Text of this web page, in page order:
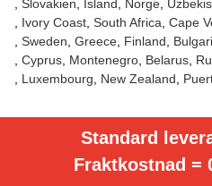
Slovakien
Island Norge
Ivory Coast South Africa Cape
Sweden Greece Finland
Cyprus Montenegro Belarus
Luxembourg
New Zealand
Standard
Fraktkostnad =